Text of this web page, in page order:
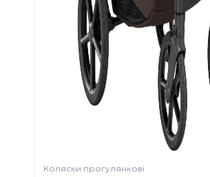
Коляски прогулянкові